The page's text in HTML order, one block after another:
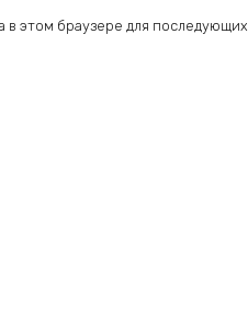
в этом браузере для последующих